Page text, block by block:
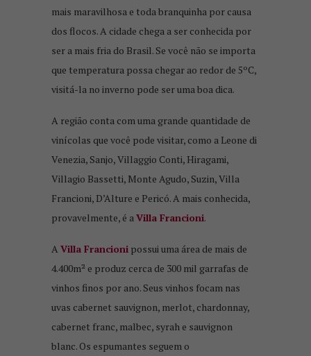
mais maravilhosa e toda branquinha por causa
dos flocos. A cidade chega a ser conhecida por
ser a mais fria do Brasil. Se você não se importa
que temperatura possa chegar ao redor de 5ºC,
visitá-la no inverno pode ser uma boa dica.
A região conta com uma grande quantidade de
vinícolas que você pode visitar, como a Leone di
Venezia, Sanjo, Villaggio Conti, Hiragami,
Villagio Bassetti, Monte Agudo, Suzin, Villa
Francioni, D’Alture e Pericó. A mais conhecida,
provavelmente, é aVilla Francioni.
AVilla Francioni possui uma área de mais de
4.400m² e produz cerca de 300 mil garrafas de
vinhos finos por ano. Seus vinhos focam nas
uvas cabernet sauvignon, merlot, chardonnay,
cabernet franc, malbec, syrah e sauvignon
blanc. Os espumantes seguem o